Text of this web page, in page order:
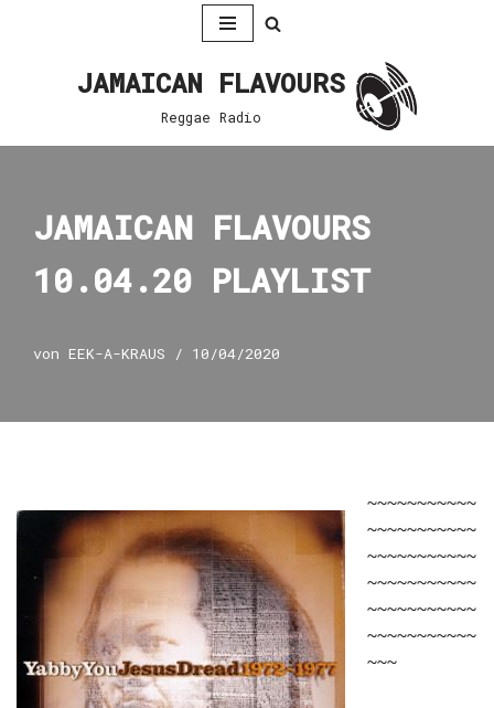
JAMAICAN FLAVOURS
Reggae Radio
JAMAICAN FLAVOURS
10.04.20 PLAYLIST
von EEK-A-KRAUS 10/04/2020
~~~~~~~~~~~
~~~~~~~~~~~
~~~~~~~~~~~
~~~~~~~~~~~
~~~~~~~~~~~
~~~~~~~~~~~
~~~